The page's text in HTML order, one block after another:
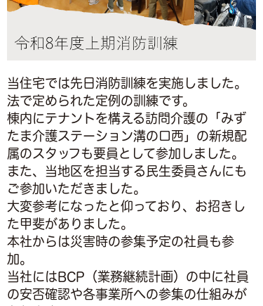
当住宅では先日消防訓練を実施しました。
法で定められた定例の訓練です。
棟内にテナントを構える訪問介護の「みず
たま介護ステーション溝の口西」の新規配
属のスタッフも要員として参加しました。
また、当地区を担当する民生委員さんにも
ご参加いただきました。
大変参考になったと仰っており、お招きし
た甲斐がありました。
本社からは災害時の参集予定の社員も参
加。
当社にはBCP（業務継続計画）の中に社員
の安否確認や各事業所への参集の仕組みが